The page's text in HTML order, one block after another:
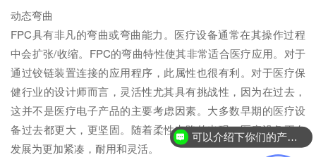
动态弯曲
FPC具有非凡的弯曲或弯曲能力。医疗设备通常在其操作过程
中会扩张/收缩。FPC的弯曲特性使其非常适合医疗应用。对于
通过铰链装置连接的应用程序，此属性也很有利。对于医疗保
健行业的设计师而言，灵活性尤其具有挑战性，因为在过去，
这并不是医疗电子产品的主要考虑因素。大多数早期的医疗设
备过去都更大，更坚固。随着柔性电路的出现，医疗设备正在
发展为更加紧凑，耐用和灵活。
可以介绍下你们的产品么？